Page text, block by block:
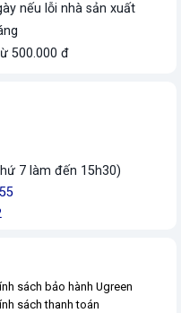
nếu lỗi nhà sản xuất
500.000 đ
7 làm đến 15h30)
sách bảo hành Ugreen
sách thanh toán